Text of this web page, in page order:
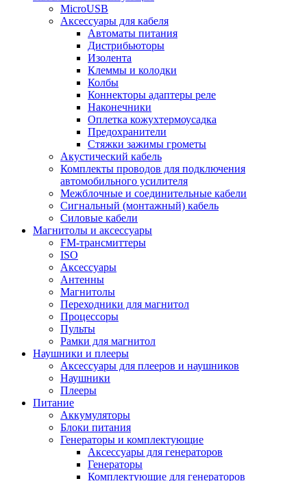
MicroUSB
Аксессуары для кабеля
Автоматы питания
Дистрибьюторы
Изолента
Клеммы и колодки
Колбы
Коннекторы адаптеры реле
Наконечники
Оплетка кожухтермоусадка
Предохранители
Стяжки зажимы грометы
Акустический кабель
Комплекты проводов для подключения
автомобильного усилителя
Межблочные и соединительные кабели
Сигнальный (монтажный) кабель
Силовые кабели
Магнитолы и аксессуары
FM-трансмиттеры
ISO
Аксессуары
Антенны
Магнитолы
Переходники для магнитол
Процессоры
Пульты
Рамки для магнитол
Наушники и плееры
Аксессуары для плееров и наушников
Наушники
Плееры
Питание
Аккумуляторы
Блоки питания
Генераторы и комплектующие
Аксессуары для генераторов
Генераторы
Комплектующие для генераторов